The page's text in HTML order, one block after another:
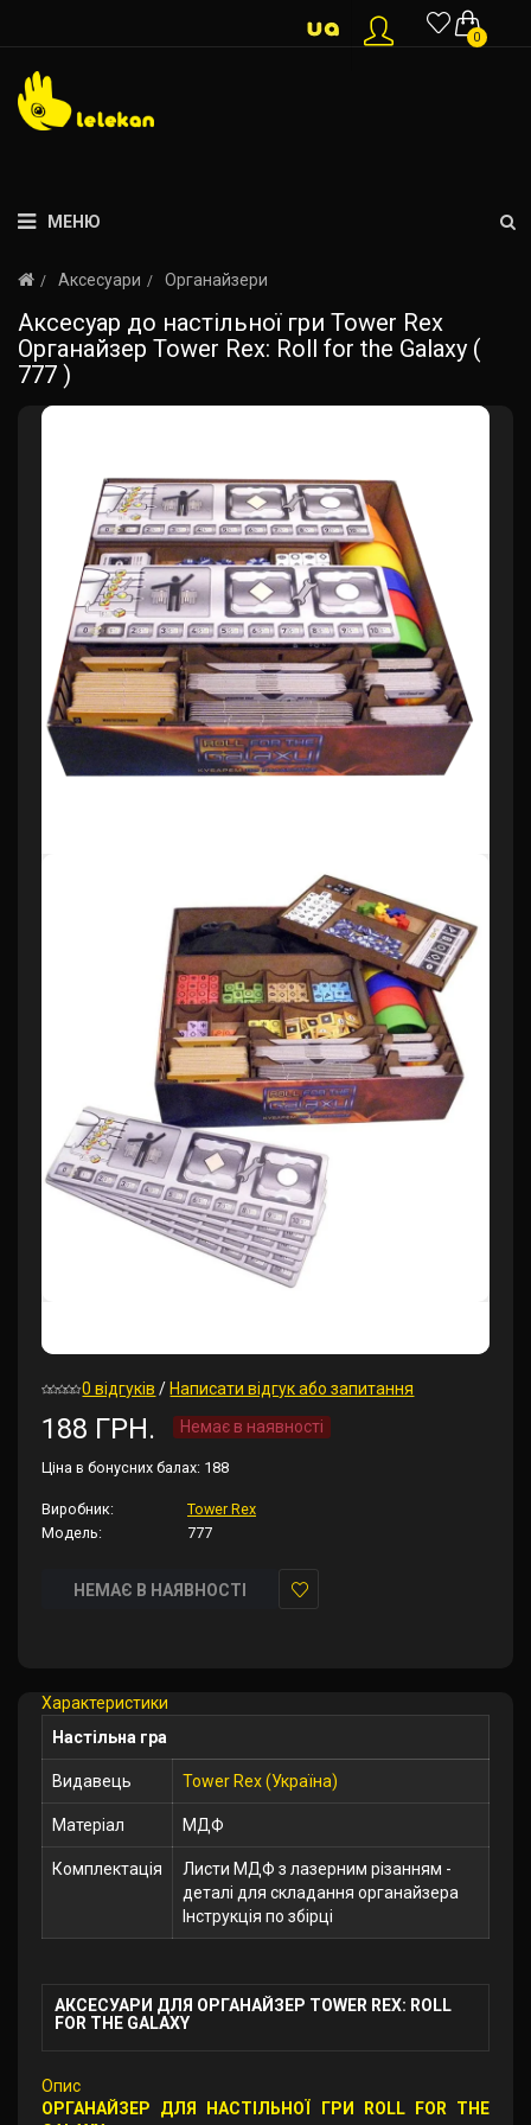
0
МЕНЮ
Аксесуари Органайзери
Аксесуар до настільної гри Tower Rex
Органайзер Tower Rex: Roll for the Galaxy (
777 )
0 відгуків / Написати відгук або запитання
188 ГРН. Немає в наявності
Ціна в бонусних балах: 188
Виробник:
Tower Rex
Модель:
777
НЕМАЄ В НАЯВНОСТІ
Характеристики
Настільна гра
Видавець Tower Rex (Україна)
Матеріал МДФ
Комплектація
Листи МДФ з лазерним різанням -
деталі для складання органайзера
Інструкція по збірці
АКСЕСУАРИ ДЛЯ ОРГАНАЙЗЕР TOWER REX: ROLL
FOR THE GALAXY
Опис
ОРГАНАЙЗЕР ДЛЯ НАСТІЛЬНОЇ ГРИ ROLL FOR THE